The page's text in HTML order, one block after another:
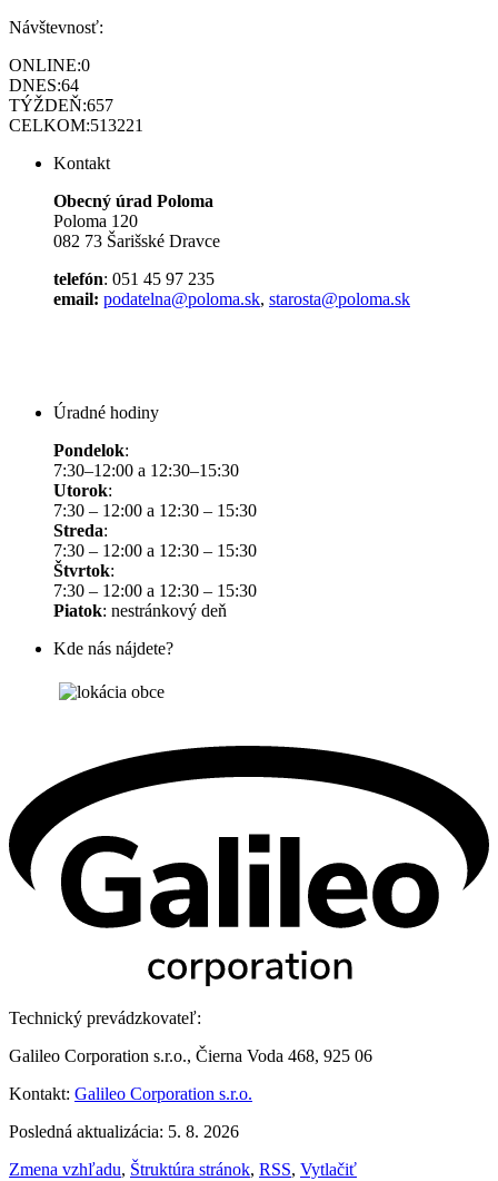
Návštevnosť:
ONLINE:0
DNES:64
TÝŽDEŇ:657
CELKOM:513221
Kontakt
Obecný úrad Poloma
Poloma 120
082 73 Šarišské Dravce
telefón: 051 45 97 235
email: podatelna@poloma.sk, starosta@poloma.sk
Úradné hodiny
Pondelok:
7:30–12:00 a 12:30–15:30
Utorok:
7:30 – 12:00 a 12:30 – 15:30
Streda:
7:30 – 12:00 a 12:30 – 15:30
Štvrtok:
7:30 – 12:00 a 12:30 – 15:30
Piatok: nestránkový deň
Kde nás nájdete?
Technický prevádzkovateľ:
Galileo Corporation s.r.o., Čierna Voda 468, 925 06
Kontakt: Galileo Corporation s.r.o.
Posledná aktualizácia: 5. 8. 2026
Zmena vzhľadu, Štruktúra stránok, RSS, Vytlačiť